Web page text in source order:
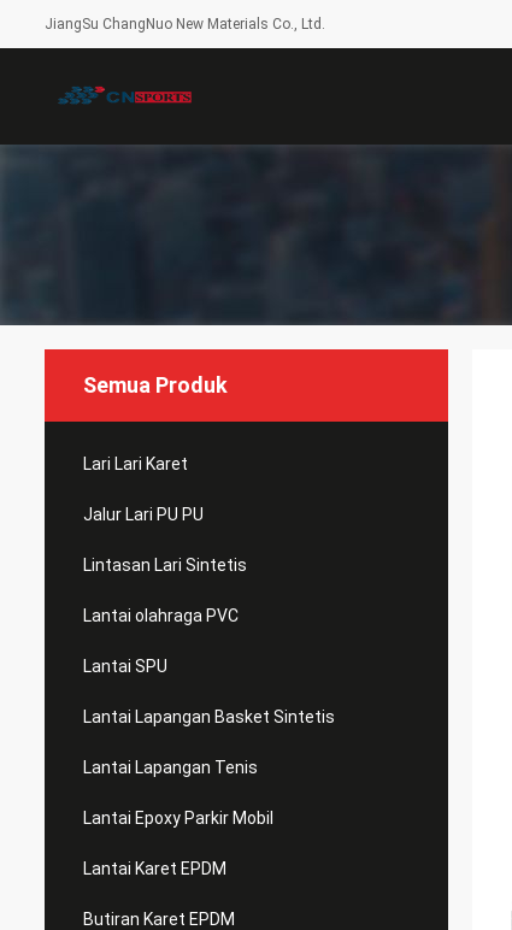
JiangSu ChangNuo New Materials Co., Ltd.
Semua Produk
Lari Lari Karet
Jalur Lari PU PU
Lintasan Lari Sintetis
Lantai olahraga PVC
Lantai SPU
Lantai Lapangan Basket Sintetis
Lantai Lapangan Tenis
Lantai Epoxy Parkir Mobil
Lantai Karet EPDM
Butiran Karet EPDM